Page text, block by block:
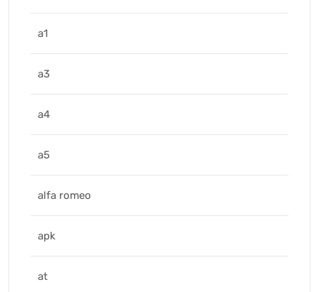
a1
a3
a4
a5
alfa romeo
apk
at